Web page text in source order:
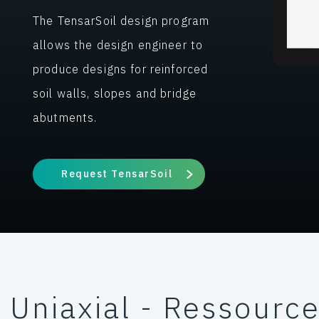
The TensarSoil design program
allows the design engineer to
produce designs for reinforced
soil walls, slopes and bridge
abutments.
Request TensarSoil
Uniaxial -